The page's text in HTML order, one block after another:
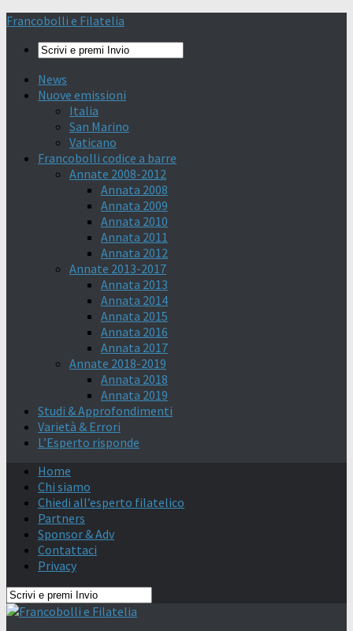
Francobolli e Filatelia
News
Nuove emissioni
Italia
San Marino
Vaticano
Francobolli codice a barre
Annate 2008-2012
Annata 2008
Annata 2009
Annata 2010
Annata 2011
Annata 2012
Annate 2013-2017
Annata 2013
Annata 2014
Annata 2015
Annata 2016
Annata 2017
Annate 2018-2019
Annata 2018
Annata 2019
Studi & Approfondimenti
Varietà & Errori
L’Esperto risponde
Home
Chi siamo
Chiedi all’esperto filatelico
Partners
Sponsor & Adv
Contattaci
Privacy